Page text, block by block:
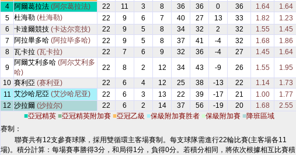
4
阿爾葛拉法 (阿尔葛拉法) 22 11 3 8 36 36 0 36 1.64
1.64
5
杜海勒 (杜海勒) 22 9 6 7 40 27 13 33 1.82
1.23
6
卡達爾競技 (卡达尔竞技) 22 9 5 8 34 32 2 32 1.55
1.45
7
阿拉畢多哈 (阿拉毕多哈) 22 9 5 8 37 41 -4 32 1.68
1.86
8
瓦卡拉 (瓦卡拉) 22 7 6 9 32 36 -4 27 1.45
1.64
9
阿爾艾利多哈 (阿尔艾利多
哈)
22 8 2 12 34 43 -9 26 1.55
1.95
10 賽利亞 (赛利亚) 22 6 4 12 25 38 -13 22 1.14
1.73
11 艾沙哈尼亞 (艾沙哈尼亚) 22 6 3 13 22 39 -17 21 1.00
1.77
12 沙拉爾 (沙拉尔) 22 6 2 14 37 56 -19 20 1.68
2.55
■亞冠精英 ■亞冠精英附加賽 ■亞冠乙級 ■保級附加賽胜者 ■保級附加賽 ■降班區域
赛制：
聯賽共有12支參賽球隊，採用雙循環主客場賽制。每支球隊需進行22輪比賽(主客場各11
場)。積分計算：每場賽事勝得3分，和局得1分，負得0分。若積分相同，將依次根據相互比賽積